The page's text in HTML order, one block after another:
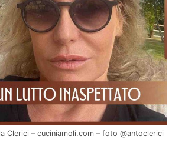
Clerici – cuciniamoli.com – foto @antoclerici